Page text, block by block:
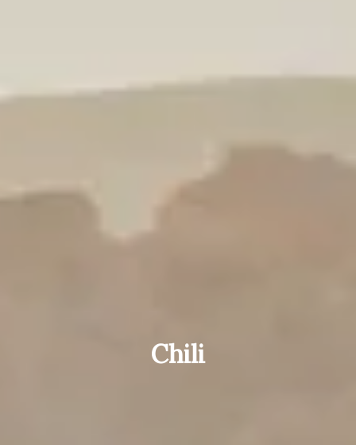
Chili